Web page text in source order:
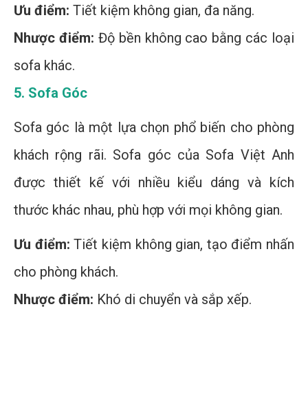
Ưu điểm: Tiết kiệm không gian, đa năng.
Nhược điểm: Độ bền không cao bằng các loại
sofa khác.
5. Sofa Góc
Sofa góc là một lựa chọn phổ biến cho phòng
khách rộng rãi. Sofa góc của Sofa Việt Anh
được thiết kế với nhiều kiểu dáng và kích
thước khác nhau, phù hợp với mọi không gian.
Ưu điểm: Tiết kiệm không gian, tạo điểm nhấn
cho phòng khách.
Nhược điểm: Khó di chuyển và sắp xếp.